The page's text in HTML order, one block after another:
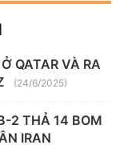
QATAR VÀ RA
(24/6/2025)
2 THẢ 14 BOM
IRAN